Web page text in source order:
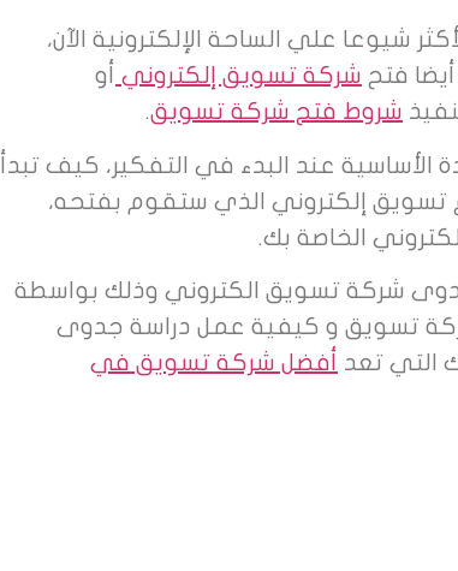
شيوعا علي الساحة الإلكترونية الآن،
فتح شركة تسويق إلكتروني
أو
شروط فتح شركة تسويق.
عند البدء في التفكير، كيف تبدأ
تسويق إلكتروني الذي ستقوم بفتحه،
الخاصة بك.
شركة تسويق الكتروني وذلك بواسطة
تسويق و كيفية عمل دراسة جدوى
التي تعد
أفضل شركة تسويق في